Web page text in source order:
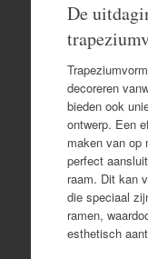
De
decoreren
bieden ook
ontwerp. Een
maken van op
perfect
raam. Dit kan
die speciaal
ramen,
esthetisch